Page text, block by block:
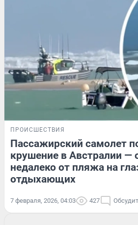
ПРОИСШЕСТВИЯ
Пассажирский самолет
крушение в Австралии —
недалеко от пляжа на
отдыхающих
7 февраля, 2026, 04:03 427